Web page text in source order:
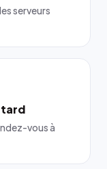
serveurs
tard
vous à